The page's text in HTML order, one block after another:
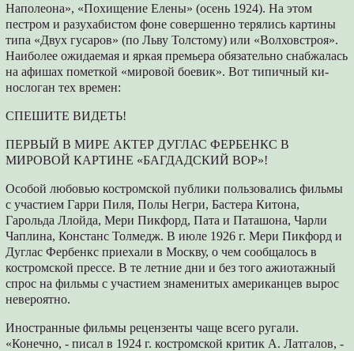
Наполеона», «Похищение Елены» (осень 1924). На этом
пестром и раз­ухабистом фоне совершенно терялись карти­ны
типа «Двух гусаров» (по Льву Толстому) или «Волховстроя».
Наиболее ожидаемая и яркая премьера обязательно снабжалась
на афишах пометкой «мировой боевик». Вот типичный ки­
нослоган тех времен:
СПЕШИТЕ ВИДЕТЬ!
ПЕРВЫЙ В МИРЕ АКТЕР ДУГЛАС ФЕР­БЕНКС В
МИРОВОЙ КАРТИНЕ «БАГДАДСКИЙ ВОР»!
Особой любовью костромской публики пользовались фильмы
с участием Гарри Пиля, Полы Негри, Бастера Китона,
Гарольда Ллой­да, Мери Пикфорд, Пата и Паташона, Чарли
Чаплина, Констанс Толмедж. В июле 1926 г. Мери Пикфорд и
Дуглас Фербенкс приехали в Москву, о чем сообщалось в
костромской прессе. В те летние дни и без того ажиотаж­ный
спрос на фильмы с участием знаменитых американцев вырос
невероятно.
Иностранные фильмы рецензенты чаще всего ругали.
«Конечно, - писал в 1924 г. ко­стромской критик А. Латгалов, -